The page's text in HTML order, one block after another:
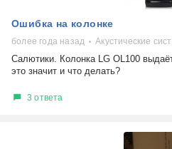
Ошибка на колонке
более года назад Акустические
Салютики. Колонка LG OL100
это значит и что делать?
3 ответа